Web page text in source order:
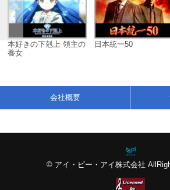
本好きの下剋上 領主の
養女
日本統一50
© アイ・ピー・アイ株式会社
会社概要